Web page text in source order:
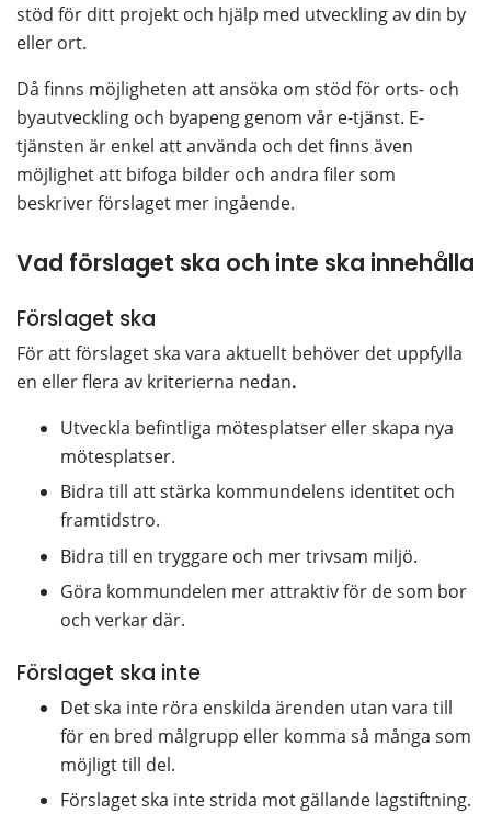
stöd för ditt projekt och hjälp med utveckling av din by
eller ort.
Då finns möjligheten att ansöka om stöd för orts- och
byautveckling och byapeng genom vår e-tjänst. E-
tjänsten är enkel att använda och det finns även
möjlighet att bifoga bilder och andra filer som
beskriver förslaget mer ingående.
Vad förslaget ska och inte ska innehålla
Förslaget ska
För att förslaget ska vara aktuellt behöver det uppfylla
en eller flera av kriterierna nedan.
Utveckla befintliga mötesplatser eller skapa nya
mötesplatser.
Bidra till att stärka kommundelens identitet och
framtidstro.
Bidra till en tryggare och mer trivsam miljö.
Göra kommundelen mer attraktiv för de som bor
och verkar där.
Förslaget ska inte
Det ska inte röra enskilda ärenden utan vara till
för en bred målgrupp eller komma så många som
möjligt till del.
Förslaget ska inte strida mot gällande lagstiftning.